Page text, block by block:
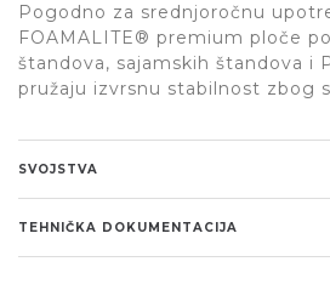
Pogodno za srednjoročnu
FOAMALITE® premium ploče
štandova, sajamskih štandova i
pružaju izvrsnu stabilnost zbog
SVOJSTVA
TEHNIČKA DOKUMENTACIJA